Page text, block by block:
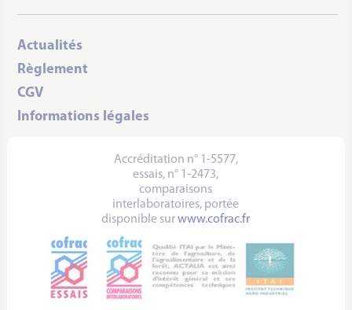
Actualités
Règlement
CGV
Informations légales
Accréditation n° 1-5577,
essais, n° 1-2473,
comparaisons
interlaboratoires, portée
disponible surwww.cofrac.fr